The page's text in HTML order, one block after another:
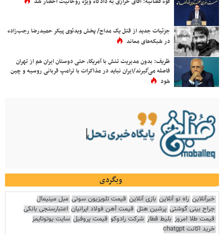
جزئیات جدید از قتل یک مداح/ پخش ویدئوی پیکر حمیدرضا رجب‌زاده
در شبکه‌های معاند
ظریف: بدون مدیریت تنش با آمریکا، حتی دوستان ایران هم از تهران
فاصله می‌گیرند/ایران نباید در مذاکرات با ترامپ قربانی روسیه و چین
شود
وبگردی
خبرآنلاین راه نو آنلاین بازی آنلاین قیمت تلویزیون سونی مبل مینیمال
جراح بینی گوشتی پرشین هتل قیمت آهن فولاد ایرانیان اعتبارسنجی بانکی
قیمت طلا امروز بلیط قطار شرکت رادوکو قیمت پروفیل سایت یوتوتایمز
خرید اکانت chatgpt